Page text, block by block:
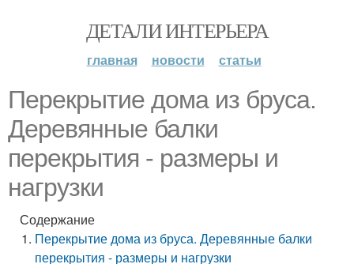
ДЕТАЛИ ИНТЕРЬЕРА
главная новости статьи
Перекрытие дома из бруса.
Деревянные балки
перекрытия - размеры и
нагрузки
Содержание
Перекрытие дома из бруса. Деревянные балки
перекрытия - размеры и нагрузки